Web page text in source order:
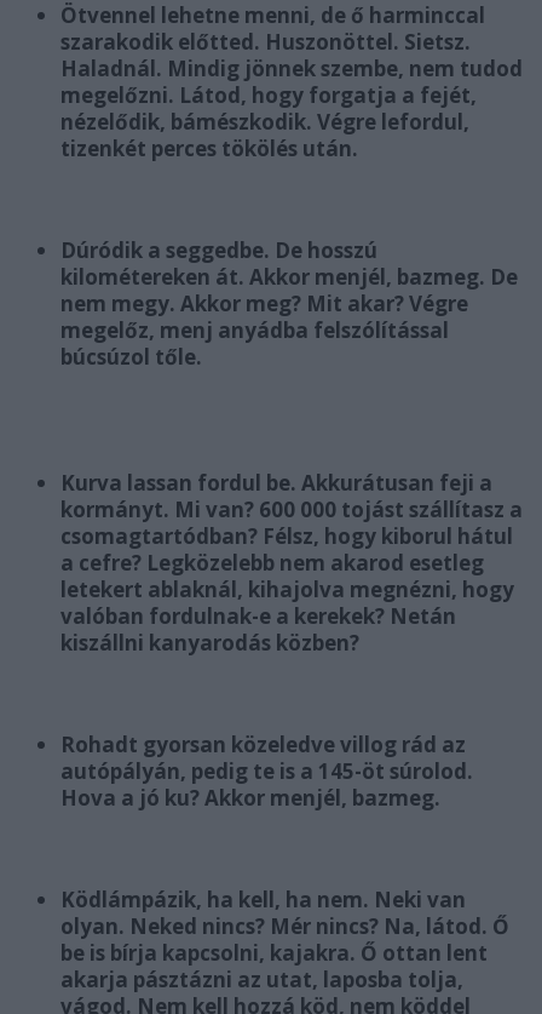
Ötvennel lehetne menni, de ő harminccal
szarakodik előtted. Huszonöttel. Sietsz.
Haladnál. Mindig jönnek szembe, nem tudod
megelőzni. Látod, hogy forgatja a fejét,
nézelődik, bámészkodik. Végre lefordul,
tizenkét perces tökölés után.
Dúródik a seggedbe. De hosszú
kilométereken át. Akkor menjél, bazmeg. De
nem megy. Akkor meg? Mit akar? Végre
megelőz, menj anyádba felszólítással
búcsúzol tőle.
Kurva lassan fordul be. Akkurátusan feji a
kormányt. Mi van? 600 000 tojást szállítasz a
csomagtartódban? Félsz, hogy kiborul hátul
a cefre? Legközelebb nem akarod esetleg
letekert ablaknál, kihajolva megnézni, hogy
valóban fordulnak-e a kerekek? Netán
kiszállni kanyarodás közben?
Rohadt gyorsan közeledve villog rád az
autópályán, pedig te is a 145-öt súrolod.
Hova a jó ku? Akkor menjél, bazmeg.
Ködlámpázik, ha kell, ha nem. Neki van
olyan. Neked nincs? Mér nincs? Na, látod. Ő
be is bírja kapcsolni, kajakra. Ő ottan lent
akarja pásztázni az utat, laposba tolja,
vágod. Nem kell hozzá köd, nem köddel